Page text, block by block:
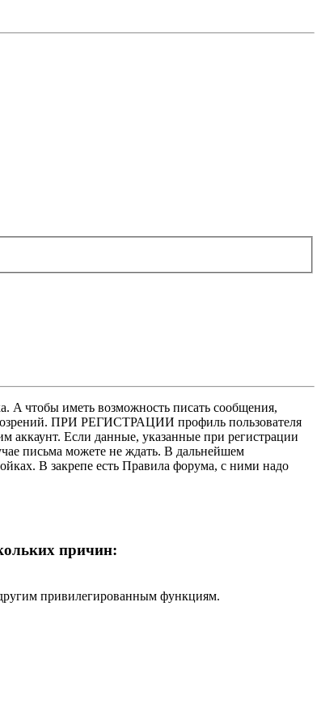
A чтобы иметь возможность писать сообщения,
ПРИ РЕГИСТРАЦИИ профиль пользователя
Если данные, указанные при регистрации
письма можете не ждать. В дальнейшем
В закрепе есть Правила форума, с ними надо
причин:
привилегированным функциям.